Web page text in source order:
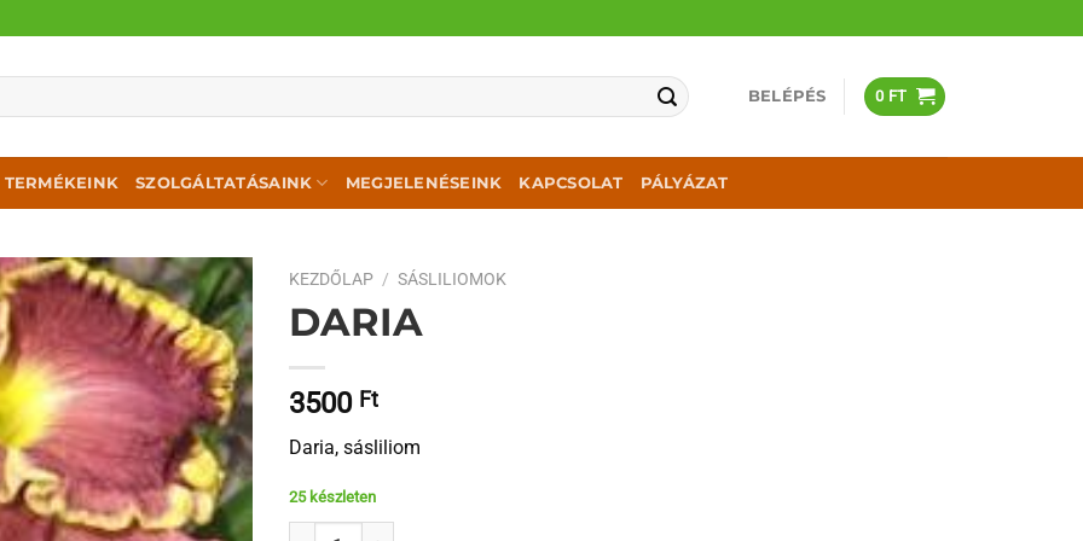
BELÉPÉS 0 FT
TERMÉKEINK SZOLGÁLTATÁSAINK MEGJELENÉSEINK KAPCSOLAT PÁLYÁZAT
KEZDŐLAP / SÁSLILIOMOK
DARIA
3500 Ft
Daria, sásliliom
25 készleten
Daria mennyiség